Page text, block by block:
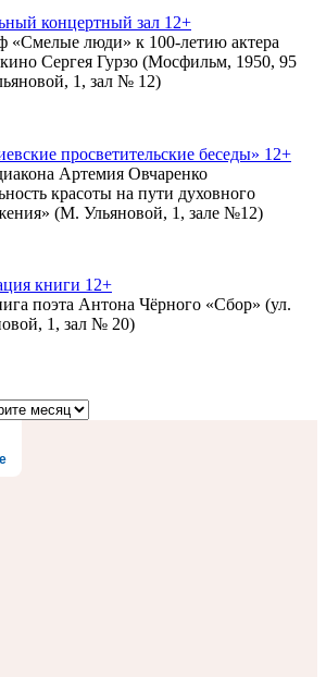
концертный зал 12+
«Смелые люди» к 100-летию актера
кино Сергея Гурзо (Мосфильм, 1950, 95
1, зал № 12)
просветительские беседы» 12+
Артемия Овчаренко
красоты на пути духовного
(М. Ульяновой, 1, зале №12)
книги 12+
поэта Антона Чёрного «Сбор» (ул.
1, зал № 20)